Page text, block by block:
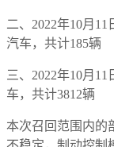
二、2022年10月11
汽车，共计185辆
三、2022年10月
车，共计3812辆
本次召回范围内的